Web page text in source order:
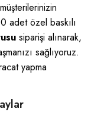
adet özel baskılı
siparişi alınarak,
sağlıyoruz.
yapma